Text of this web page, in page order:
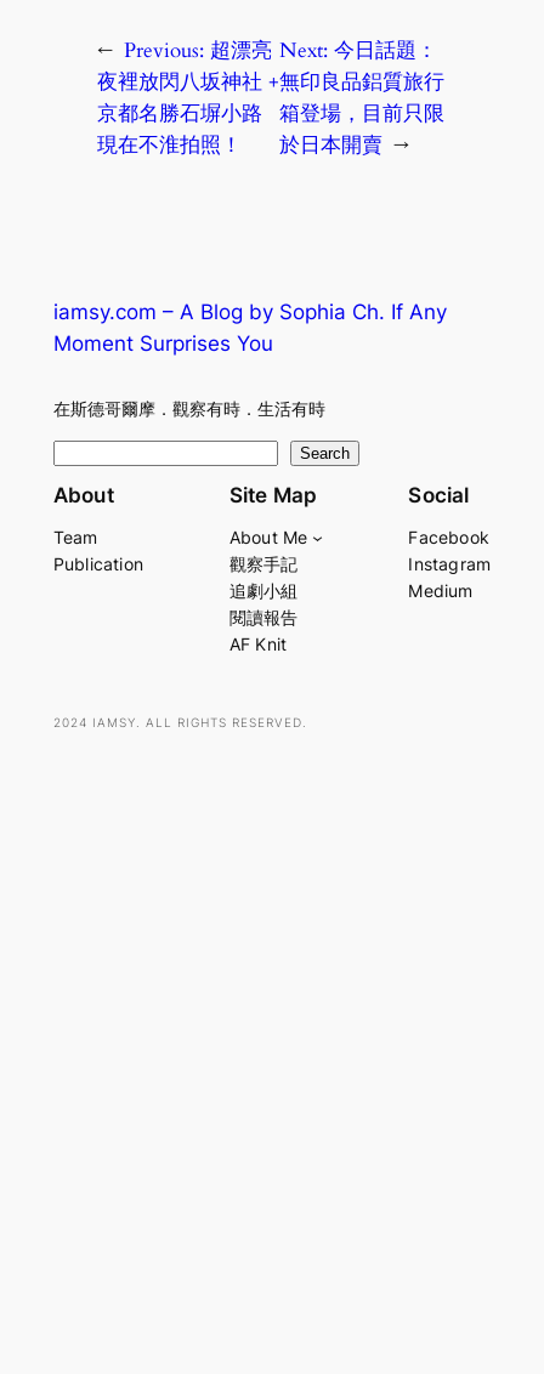
← Previous: 超漂亮
夜裡放閃八坂神社 +
京都名勝石塀小路
現在不淮拍照！
Next:今日話題：
無印良品鋁質旅行
箱登場，目前只限
於日本開賣 →
iamsy.com – A Blog by Sophia Ch. If Any
Moment Surprises You
在斯德哥爾摩．觀察有時．生活有時
e
r
Search
About
Team
Publication
Site Map
About Me
觀察手記
追劇小組
閱讀報告
AF Knit
Social
Facebook
Instagram
Medium
2024 IAMSY. ALL RIGHTS RESERVED.